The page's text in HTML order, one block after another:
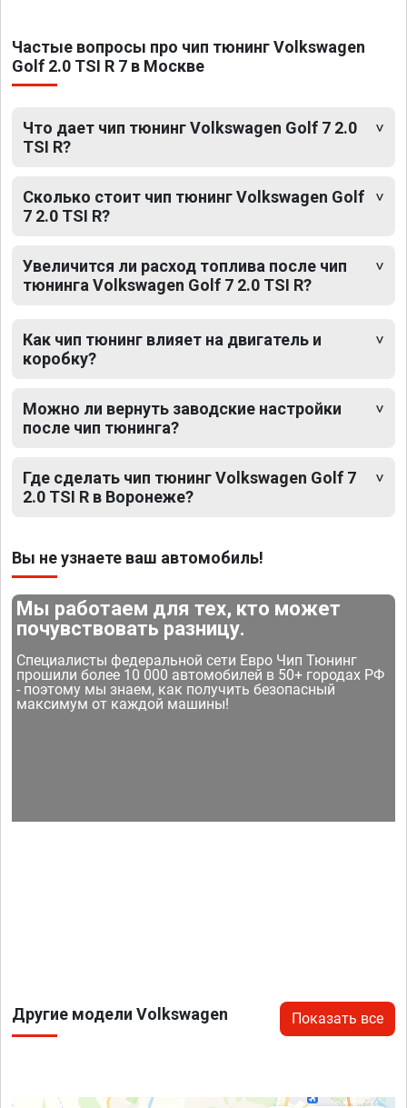
Частые вопросы про чип тюнинг Volkswagen
Golf 2.0 TSI R 7 в Москве
Что дает чип тюнинг Volkswagen Golf 7 2.0
TSI R?
Сколько стоит чип тюнинг Volkswagen Golf
7 2.0 TSI R?
Увеличится ли расход топлива после чип
тюнинга Volkswagen Golf 7 2.0 TSI R?
Как чип тюнинг влияет на двигатель и
коробку?
Можно ли вернуть заводские настройки
после чип тюнинга?
Где сделать чип тюнинг Volkswagen Golf 7
2.0 TSI R в Воронеже?
Вы не узнаете ваш автомобиль!
Мы работаем для тех, кто может
почувствовать разницу.
Специалисты федеральной сети Евро Чип Тюнинг
прошили более 10 000 автомобилей в 50+ городах РФ
- поэтому мы знаем, как получить безопасный
максимум от каждой машины!
Другие модели Volkswagen Показать все